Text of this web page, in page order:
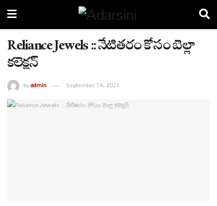
Reliance Jewels :: నేటితరం కోసం బెల్లా
కలెక్షన్
byadmin September 14, 2021